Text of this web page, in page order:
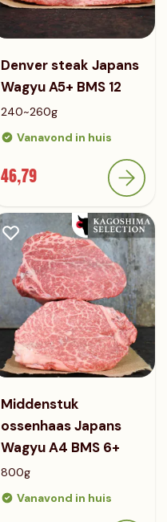
Denver steak Japans
Wagyu A5+ BMS 12
240~260g
Vanavond in huis
46,79
Middenstuk
ossenhaas Japans
Wagyu A4 BMS 6+
800g
Vanavond in huis